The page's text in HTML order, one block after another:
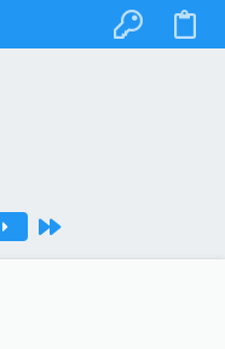
Последний